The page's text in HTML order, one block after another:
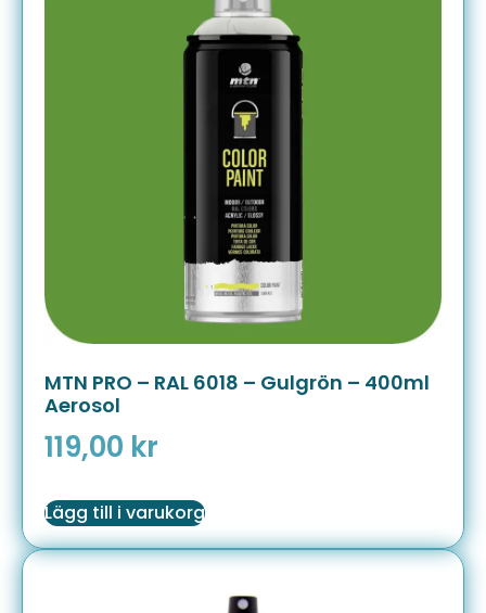
MTN PRO – RAL 6018 – Gulgrön – 400ml
Aerosol
119,00 kr
Lägg till i varukorg